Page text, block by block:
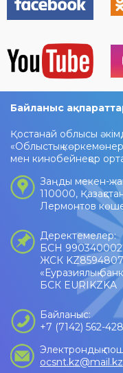
Байланыс
Қостанай облысы
«Облыстық
мен кинобейнеқор
Заңды мекен-
110000,
Лермонтов
Деректемелер:
БСН
ЖСК
«Еуразиялық
БСК EURIKZKA
Байланыс:
+7 (7142) 562-428
Электрондық
ocsnt.kz@mail.kz